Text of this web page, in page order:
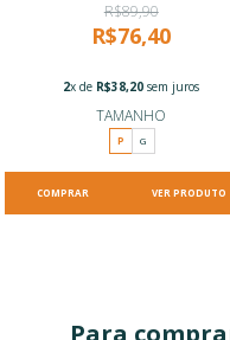
R$89,90
R$76,40
2x de R$38,20 sem juros
TAMANHO
P G
VER PRODUTO